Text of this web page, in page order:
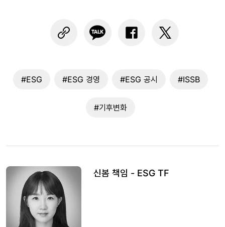
#ESG #ESG 경영 #ESG 공시 #ISSB
#기후변화
신봄 책임 - ESG TF